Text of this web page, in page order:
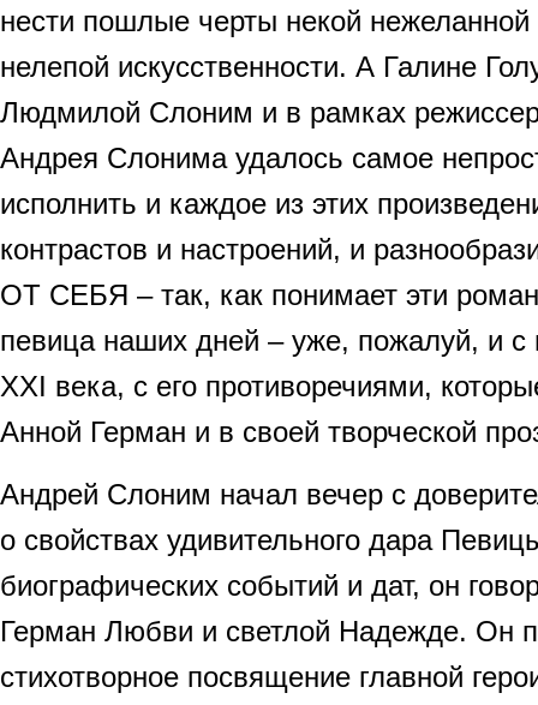
нести пошлые черты некой нежеланной
нелепой искусственности. А Галине
Людмилой Слоним и в рамках
Андрея Слонима удалось самое
исполнить и каждое из этих
контрастов и настроений, и
ОТ СЕБЯ – так, как понимает эти
певица наших дней – уже, пожалуй, и с
XXI века, с его противоречиями,
Анной Герман и в своей творческой
Андрей Слоним начал вечер с
о свойствах удивительного дара
биографических событий и дат, он
Герман Любви и светлой Надежде. Он
стихотворное посвящение главной